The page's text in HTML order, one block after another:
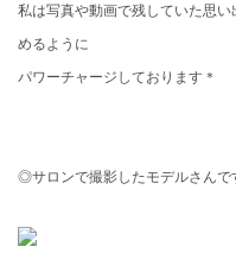
私は写真や動画で残していた思
めるように
パワーチャージしております＊
◎サロンで撮影したモデルさんで